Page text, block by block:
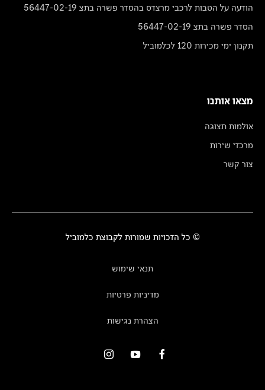
הודעה על הטבות לרכבי מרצדס בהסדר פשרה בתצ 56447-02-19
הסדר פשרה בתצ 56447-02-19
תקנון ימי מכירות 120 לכלמוביל
מצאו אותנו
אולמות תצוגה
מרכזי שירות
צור קשר
© כל הזכויות שמורות לקבוצת כלמוביל
תנאי שימוש
מדיניות פרטיות
הצהרת נגישות